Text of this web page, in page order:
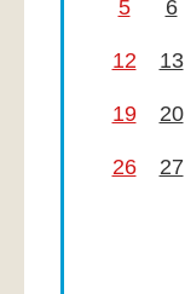
5 6
12 13
19 20
26 27